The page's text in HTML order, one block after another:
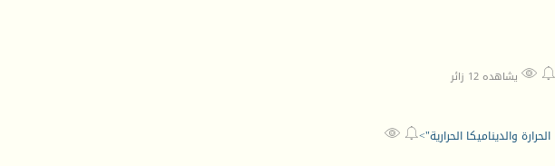

 يشاهده 12 زائر
الحرارة والديناميكا الحرارية">
